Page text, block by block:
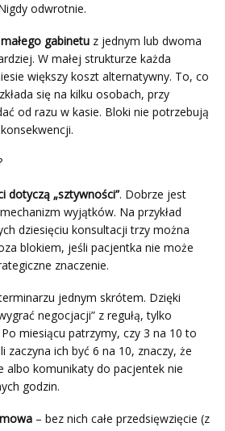
odwrotnie.
gabinetu z jednym lub dwoma
W małej strukturze każda
większy koszt alternatywny. To, co
się na kilku osobach, przy
od razu w kasie. Bloki nie potrzebują
dotyczą „sztywności”. Dobrze jest
wyjątków. Na przykład
dziesięciu konsultacji trzy można
blokiem, jeśli pacjentka nie może
znaczenie.
jednym skrótem. Dzięki
negocjacji” z regułą, tylko
miesiącu patrzymy, czy 3 na 10 to
zaczyna ich być 6 na 10, znaczy, że
albo komunikaty do pacjentek nie
godzin.
– bez nich całe przedsięwzięcie (z